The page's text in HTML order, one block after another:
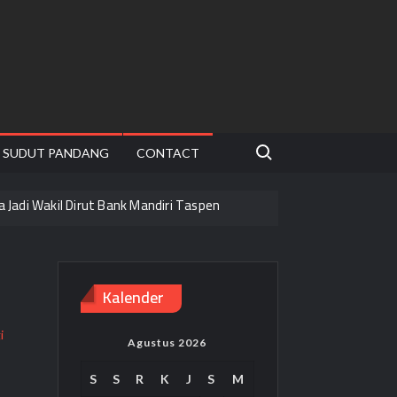
SUDUT PANDANG CONTACT
Search for:
Jadi Wakil Dirut Bank Mandiri Taspen
Bonus
Kalender
Agustus 2026
S S R K J S M